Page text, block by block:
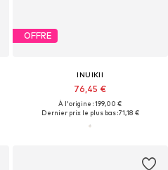
OFFRE
INUIKII
76,45 €
À l'origine : 199,00 €
Dernier prix le plus bas :71,18 €